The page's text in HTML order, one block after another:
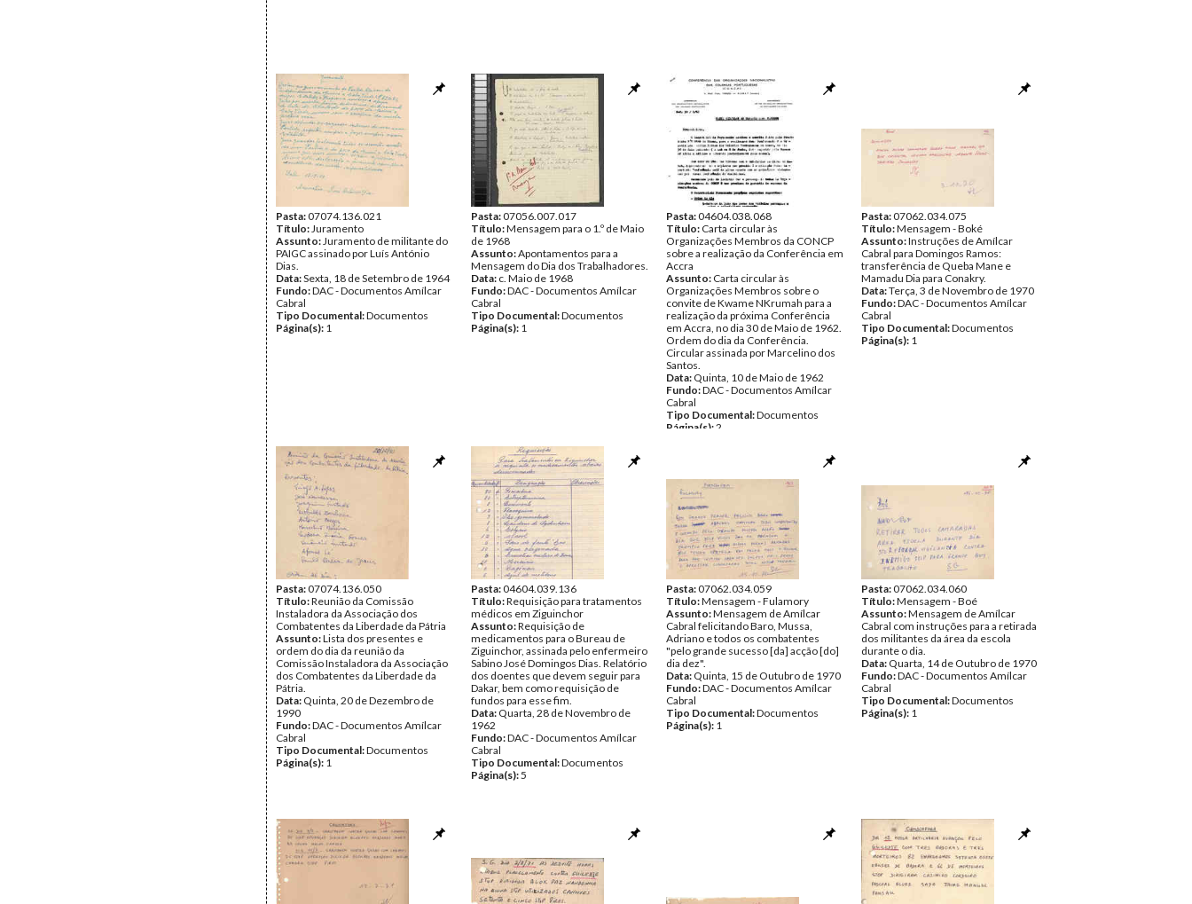
Pasta:07074.136.021
Título:Juramento
Assunto:Juramento de militante do
PAIGC assinado por Luís António
Dias.
Data:Sexta, 18 de Setembro de 1964
Fundo:DAC - Documentos Amílcar
Cabral
Tipo Documental:Documentos
Página(s): 1
Pasta:07056.007.017
Título:Mensagem para o 1.º de Maio
de 1968
Assunto:Apontamentos para a
Mensagem do Dia dos Trabalhadores.
Data: c. Maio de 1968
Fundo:DAC - Documentos Amílcar
Cabral
Tipo Documental:Documentos
Página(s): 1
Pasta:04604.038.068
Título: Carta circular às
Organizações Membros da CONCP
sobre a realização da Conferência em
Accra
Assunto: Carta circular às
Organizações Membros sobre o
convite de Kwame NKrumah para a
realização da próxima Conferência
em Accra, no dia 30 de Maio de 1962.
Ordem do dia da Conferência.
Circular assinada por Marcelino dos
Santos.
Data: Quinta, 10 de Maio de 1962
Fundo:DAC - Documentos Amílcar
Cabral
Tipo Documental:Documentos
Página(s):2
Pasta:07062.034.075
Título:Mensagem - Boké
Assunto:Instruções de Amílcar
Cabral para Domingos Ramos:
transferência de Queba Mane e
Mamadu Dia para Conakry.
Data:Terça, 3 de Novembro de 1970
Fundo:DAC - Documentos Amílcar
Cabral
Tipo Documental:Documentos
Página(s): 1
Pasta:07074.136.050
Título:Reunião da Comissão
Instaladora da Associação dos
Combatentes da Liberdade da Pátria
Assunto:Lista dos presentes e
ordem do dia da reunião da
Comissão Instaladora da Associação
dos Combatentes da Liberdade da
Pátria.
Data: Quinta, 20 de Dezembro de
1990
Fundo:DAC - Documentos Amílcar
Cabral
Tipo Documental:Documentos
Página(s): 1
Pasta:04604.039.136
Título:Requisição para tratamentos
médicos em Ziguinchor
Assunto:Requisição de
medicamentos para o Bureau de
Ziguinchor, assinada pelo enfermeiro
Sabino José Domingos Dias. Relatório
dos doentes que devem seguir para
Dakar, bem como requisição de
fundos para esse fim.
Data: Quarta, 28 de Novembro de
1962
Fundo:DAC - Documentos Amílcar
Cabral
Tipo Documental:Documentos
Página(s):5
Pasta:07062.034.059
Título:Mensagem - Fulamory
Assunto:Mensagem de Amílcar
Cabral felicitando Baro, Mussa,
Adriano e todos os combatentes
"pelo grande sucesso [da] acção [do]
dia dez".
Data: Quinta, 15 de Outubro de 1970
Fundo:DAC - Documentos Amílcar
Cabral
Tipo Documental:Documentos
Página(s): 1
Pasta:07062.034.060
Título:Mensagem - Boé
Assunto:Mensagem de Amílcar
Cabral com instruções para a retirada
dos militantes da área da escola
durante o dia.
Data: Quarta, 14 de Outubro de 1970
Fundo:DAC - Documentos Amílcar
Cabral
Tipo Documental:Documentos
Página(s): 1